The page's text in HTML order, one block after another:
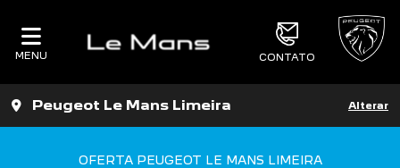
MENU CONTATO
Peugeot Le Mans Limeira Alterar
OFERTA PEUGEOT LE MANS LIMEIRA